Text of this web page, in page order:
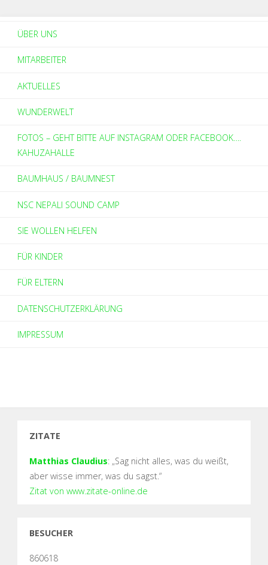
ÜBER UNS
MITARBEITER
AKTUELLES
WUNDERWELT
FOTOS – GEHT BITTE AUF INSTAGRAM ODER FACEBOOK….
KAHUZAHALLE
BAUMHAUS / BAUMNEST
NSC NEPALI SOUND CAMP
SIE WOLLEN HELFEN
FÜR KINDER
FÜR ELTERN
DATENSCHUTZERKLÄRUNG
IMPRESSUM
ZITATE
Matthias Claudius: „Sag nicht alles, was du weißt,
aber wisse immer, was du sagst.“
Zitat von www.zitate-online.de
BESUCHER
860618